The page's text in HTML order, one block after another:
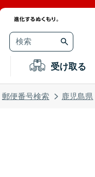
受け取る
郵便番号検索 鹿児島県